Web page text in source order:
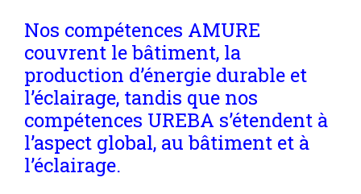
Nos compétences AMURE
couvrent le bâtiment, la
production d’énergie durable et
l’éclairage, tandis que nos
compétences UREBA s’étendent à
l’aspect global, au bâtiment et à
l’éclairage.